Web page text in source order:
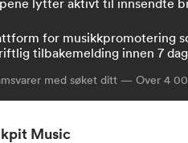
lytter aktivt til innsendte
for musikkpromotering
tilbakemelding innen 7
med søket ditt — Over 4
Music